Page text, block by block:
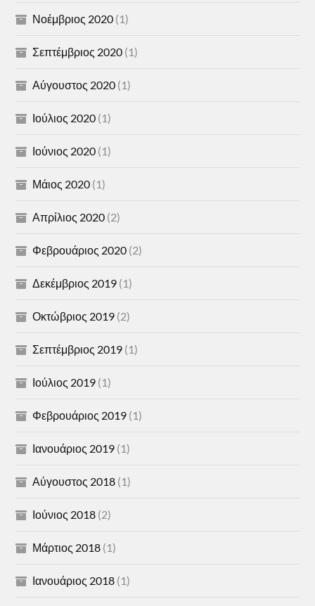
Νοέμβριος 2020 (1)
Σεπτέμβριος 2020 (1)
Αύγουστος 2020 (1)
Ιούλιος 2020 (1)
Ιούνιος 2020 (1)
Μάιος 2020 (1)
Απρίλιος 2020 (2)
Φεβρουάριος 2020 (2)
Δεκέμβριος 2019 (1)
Οκτώβριος 2019 (2)
Σεπτέμβριος 2019 (1)
Ιούλιος 2019 (1)
Φεβρουάριος 2019 (1)
Ιανουάριος 2019 (1)
Αύγουστος 2018 (1)
Ιούνιος 2018 (2)
Μάρτιος 2018 (1)
Ιανουάριος 2018 (1)